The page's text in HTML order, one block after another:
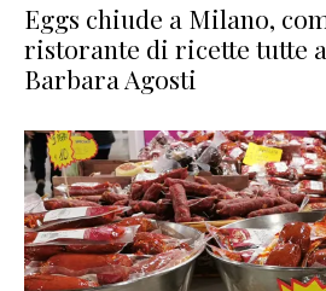
Eggs chiude a Milano,
ristorante di ricette tutte
Barbara Agosti